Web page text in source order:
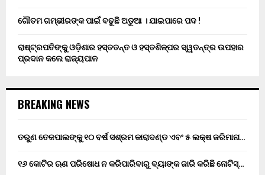
ଗୌତମ ଗମ୍ଭୀରଙ୍କ ପାଇଁ ବଢୁଛି ଅଡୁଆ । ଯାଇପାରେ ପଦ !
ରାଷ୍ଟ୍ରପତିଙ୍କୁ ଓଡ଼ିଶାର ହସ୍ତତନ୍ତ ଓ ହସ୍ତଶିଳ୍ପର ସ୍ୱତନ୍ତ୍ର ଉପହାର
ପ୍ରଦାନ କଲେ ରାଜ୍ୟପାଳ
BREAKING NEWS
ତରୁଣ ତେଜପାଲଙ୍କୁ ୧୦ ବର୍ଷ ସଶ୍ରମ କାରାଦଣ୍ଡ ଏବଂ ₹୫ ଲକ୍ଷ ଜରିମାନା…
୧୬ କୋଟିର ଋଣ ପରିଷୋଧ ନ କରିପାରିବାରୁ ବ୍ୟାଙ୍କ ଜାରି କରିଛି ନୋଟିସ୍…